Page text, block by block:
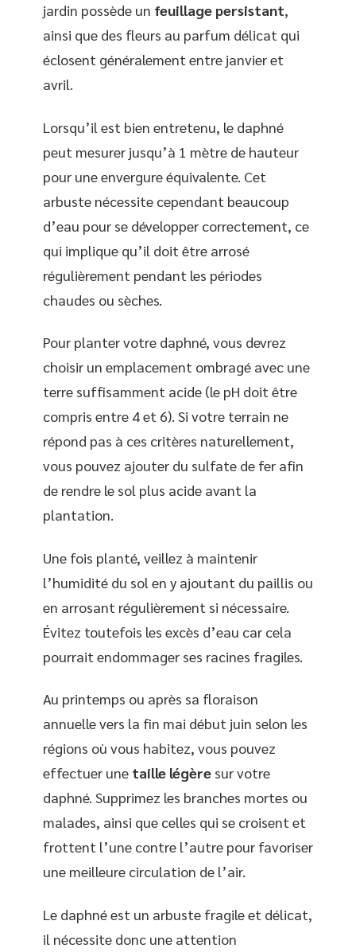
jardin possède un feuillage persistant,
ainsi que des fleurs au parfum délicat qui
éclosent généralement entre janvier et
avril.
Lorsqu’il est bien entretenu, le daphné
peut mesurer jusqu’à 1 mètre de hauteur
pour une envergure équivalente. Cet
arbuste nécessite cependant beaucoup
d’eau pour se développer correctement, ce
qui implique qu’il doit être arrosé
régulièrement pendant les périodes
chaudes ou sèches.
Pour planter votre daphné, vous devrez
choisir un emplacement ombragé avec une
terre suffisamment acide (le pH doit être
compris entre 4 et 6). Si votre terrain ne
répond pas à ces critères naturellement,
vous pouvez ajouter du sulfate de fer afin
de rendre le sol plus acide avant la
plantation.
Une fois planté, veillez à maintenir
l’humidité du sol en y ajoutant du paillis ou
en arrosant régulièrement si nécessaire.
Évitez toutefois les excès d’eau car cela
pourrait endommager ses racines fragiles.
Au printemps ou après sa floraison
annuelle vers la fin mai début juin selon les
régions où vous habitez, vous pouvez
effectuer une taille légère sur votre
daphné. Supprimez les branches mortes ou
malades, ainsi que celles qui se croisent et
frottent l’une contre l’autre pour favoriser
une meilleure circulation de l’air.
Le daphné est un arbuste fragile et délicat,
il nécessite donc une attention